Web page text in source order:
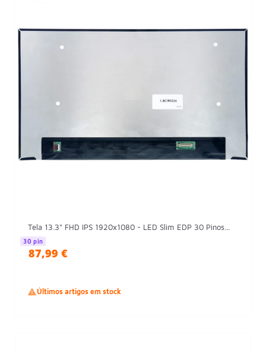
Tela 13.3" FHD IPS 1920x1080 - LED Slim EDP 30 Pinos...
30 pin
87,99 €
Últimos artigos em stock